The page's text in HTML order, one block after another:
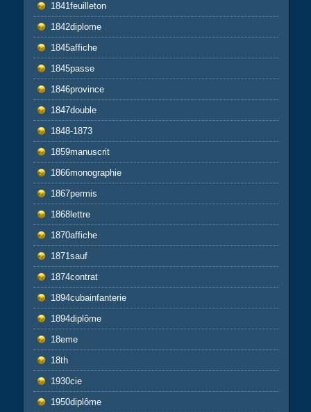
1841feuilleton
1842diplome
1845affiche
1845passe
1846province
1847double
1848-1873
1859manuscrit
1866monographie
1867permis
1868lettre
1870affiche
1871sauf
1874contrat
1894cubainfanterie
1894diplôme
18eme
18th
1930cie
1950diplôme